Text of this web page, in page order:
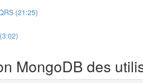
(21:25)
MongoDB des